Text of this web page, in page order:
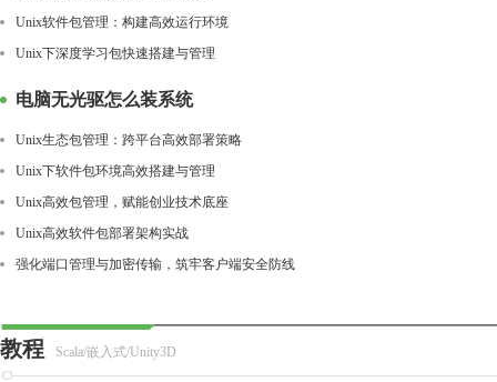
Unix软件包管理：构建高效运行环境
Unix下深度学习包快速搭建与管理
电脑无光驱怎么装系统
Unix生态包管理：跨平台高效部署策略
Unix下软件包环境高效搭建与管理
Unix高效包管理，赋能创业技术底座
Unix高效软件包部署架构实战
强化端口管理与加密传输，筑牢客户端安全防线
教程 Scala/嵌入式/Unity3D